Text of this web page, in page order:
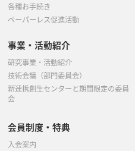
各種お手続き
ペーパーレス促進活動
事業・活動紹介
研究事業・活動紹介
技術会議（部門委員会）
新連携創生センターと期間限定の委員
会
会員制度・特典
入会案内